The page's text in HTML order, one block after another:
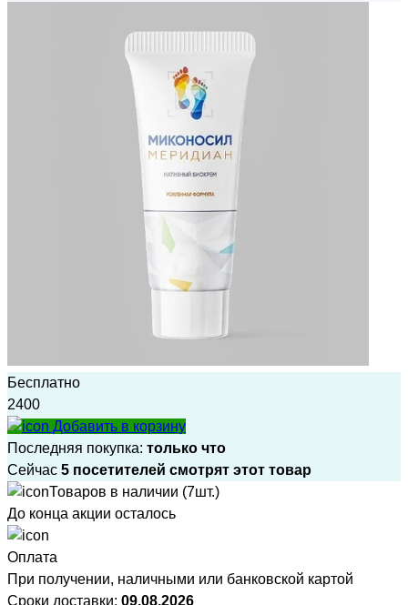
Бесплатно
2400
Добавить в корзину
Последняя покупка: только что
Сейчас 5 посетителей смотрят этот товар
Товаров в наличии (7шт.)
До конца акции осталось
Оплата
При получении, наличными или банковской картой
Сроки доставки: 09.08.2026